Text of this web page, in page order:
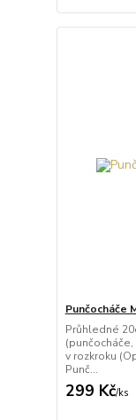
Punčocháče
Průhledné
v rozkroku
Punč...
299 Kč/ks